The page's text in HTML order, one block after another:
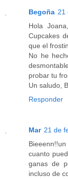
Begoña 21
Hola
Cupcakes
que el
No he
probar tu
Un saludo,
Responder
Mar 21 de
cuanto
ganas de
incluso de